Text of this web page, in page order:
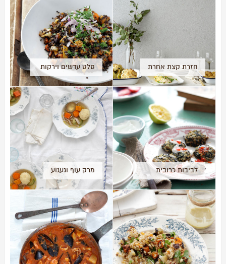
חזרת קצת אחרת סלט עדשים וירקות
צלויים
לביבות כרובית
ותרד
מרק עוף וגעגוע